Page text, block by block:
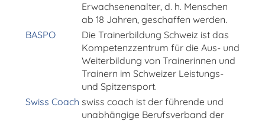
Erwachsenenalter, d. h. Menschen
ab 18 Jahren, geschaffen werden.
BASPO
Die Trainerbildung Schweiz ist das
Kompetenzzentrum für die Aus- und
Weiterbildung von Trainerinnen und
Trainern im Schweizer Leistungs-
und Spitzensport.
Swiss Coach swiss coach ist der führende und
unabhängige Berufsverband der